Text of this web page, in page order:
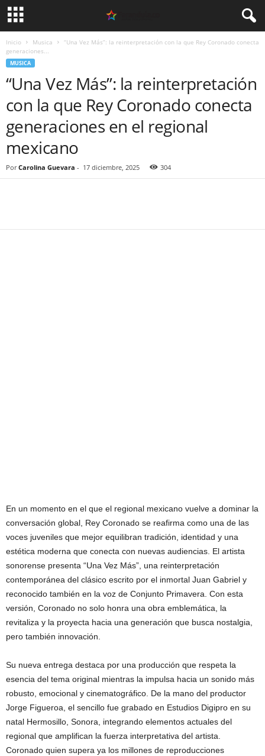
Inicio Musica
“Una Vez Más”: la reinterpretación con la que Rey Coronado conecta
generaciones...
MUSICA
“Una Vez Más”: la reinterpretación
con la que Rey Coronado conecta
generaciones en el regional
mexicano
Por Carolina Guevara - 17 diciembre, 2025 304
En un momento en el que el regional mexicano vuelve a dominar la
conversación global, Rey Coronado se reafirma como una de las
voces juveniles que mejor equilibran tradición, identidad y una
estética moderna que conecta con nuevas audiencias. El artista
sonorense presenta “Una Vez Más”, una reinterpretación
contemporánea del clásico escrito por el inmortal Juan Gabriel y
reconocido también en la voz de Conjunto Primavera. Con esta
versión, Coronado no solo honra una obra emblemática, la
revitaliza y la proyecta hacia una generación que busca nostalgia,
pero también innovación.
Su nueva entrega destaca por una producción que respeta la
esencia del tema original mientras la impulsa hacia un sonido más
robusto, emocional y cinematográfico. De la mano del productor
Jorge Figueroa, el sencillo fue grabado en Estudios Digipro en su
natal Hermosillo, Sonora, integrando elementos actuales del
regional que amplifican la fuerza interpretativa del artista.
Coronado quien supera ya los millones de reproducciones